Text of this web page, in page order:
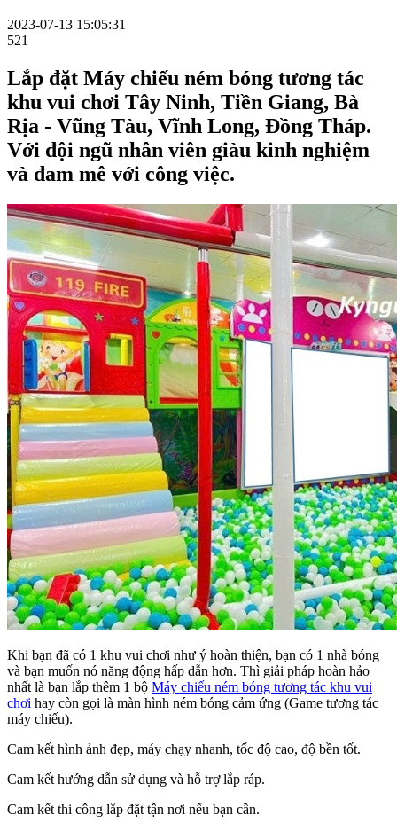
2023-07-13 15:05:31
521
Lắp đặt Máy chiếu ném bóng tương tác
khu vui chơi Tây Ninh, Tiền Giang, Bà
Rịa - Vũng Tàu, Vĩnh Long, Đồng Tháp.
Với đội ngũ nhân viên giàu kinh nghiệm
và đam mê với công việc.
Khi bạn đã có 1 khu vui chơi như ý hoàn thiện, bạn có 1 nhà bóng
và bạn muốn nó năng động hấp dẫn hơn. Thì giải pháp hoàn hảo
nhất là bạn lắp thêm 1 bộ Máy chiếu ném bóng tương tác khu vui
chơi hay còn gọi là màn hình ném bóng cảm ứng (Game tương tác
máy chiếu).
Cam kết hình ảnh đẹp, máy chạy nhanh, tốc độ cao, độ bền tốt.
Cam kết hướng dẫn sử dụng và hỗ trợ lắp ráp.
Cam kết thi công lắp đặt tận nơi nếu bạn cần.